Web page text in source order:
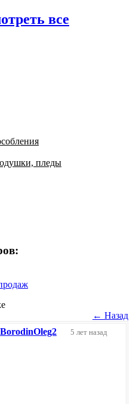
все
пледы
← Назад
BorodinOleg2
5 лет назад